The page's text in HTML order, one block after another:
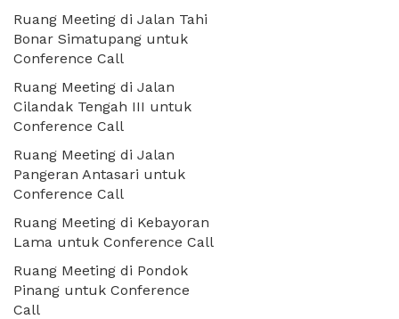
Ruang Meeting di Jalan Tahi
Bonar Simatupang untuk
Conference Call
Ruang Meeting di Jalan
Cilandak Tengah III untuk
Conference Call
Ruang Meeting di Jalan
Pangeran Antasari untuk
Conference Call
Ruang Meeting di Kebayoran
Lama untuk Conference Call
Ruang Meeting di Pondok
Pinang untuk Conference
Call